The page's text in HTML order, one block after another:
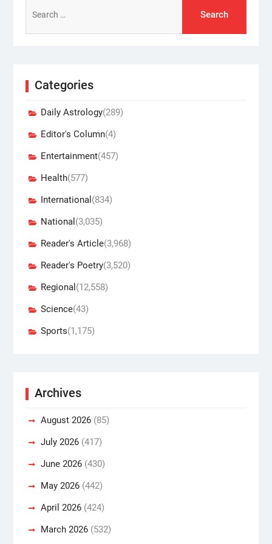
for:
Categories
Daily Astrology(289)
Editor's Column(4)
Entertainment(457)
Health(577)
International (834)
National (3,035)
Reader's Article(3,968)
Reader's Poetry(3,520)
Regional (12,558)
Science(43)
Sports(1,175)
Archives
August 2026(85)
July 2026(417)
June 2026(430)
May 2026(442)
April 2026(424)
March 2026(532)